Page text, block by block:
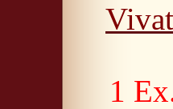
1